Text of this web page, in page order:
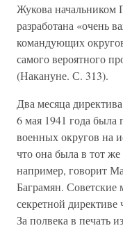
Жукова начальником
разработана «очень
командующих
самого вероятного
(Накануне. С. 313).
Два месяца
6 мая 1941 года
военных округов на
что она была в тот
например, говорит
Баграмян.
секретной директиве
За полвека в печать